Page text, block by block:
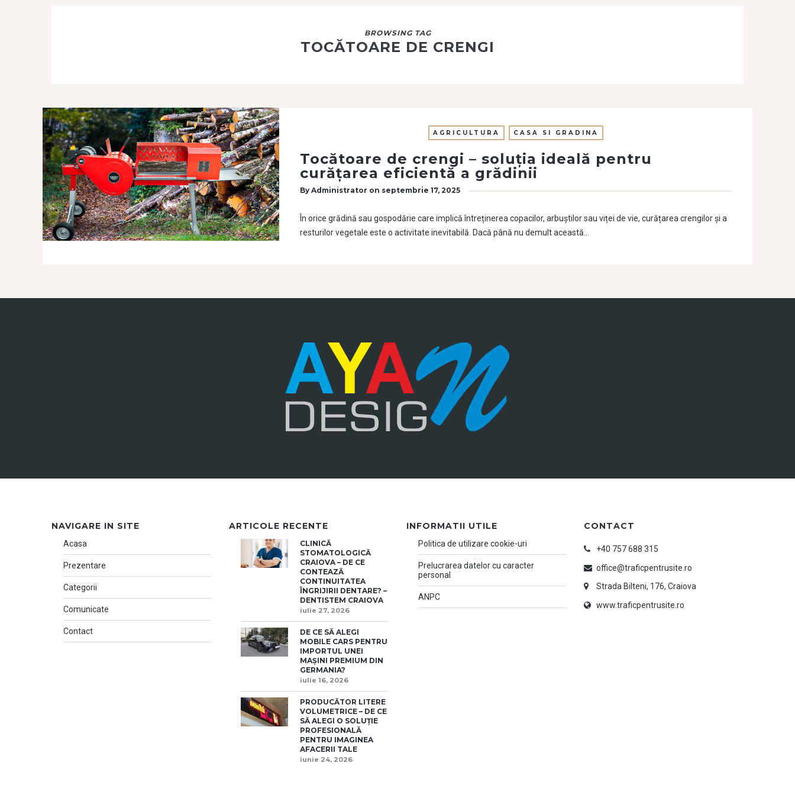
BROWSING TAG
TOCĂTOARE DE CRENGI
AGRICULTURA CASA SI GRADINA
Tocătoare de crengi – soluția ideală pentru
curățarea eficientă a grădinii
By Administrator on septembrie 17, 2025
În orice grădină sau gospodărie care implică întreținerea copacilor, arbuștilor sau viței de vie, curățarea crengilor și a
resturilor vegetale este o activitate inevitabilă. Dacă până nu demult această…
NAVIGARE IN SITE
Acasa
Prezentare
Categorii
Comunicate
Contact
ARTICOLE RECENTE
CLINICĂ
STOMATOLOGICĂ
CRAIOVA – DE CE
CONTEAZĂ
CONTINUITATEA
ÎNGRIJIRII DENTARE? –
DENTISTEM CRAIOVA
iulie 27, 2026
DE CE SĂ ALEGI
MOBILE CARS PENTRU
IMPORTUL UNEI
MAȘINI PREMIUM DIN
GERMANIA?
iulie 16, 2026
PRODUCĂTOR LITERE
VOLUMETRICE – DE CE
SĂ ALEGI O SOLUȚIE
PROFESIONALĂ
PENTRU IMAGINEA
AFACERII TALE
iunie 24, 2026
INFORMATII UTILE
Politica de utilizare cookie-uri
Prelucrarea datelor cu caracter
personal
ANPC
CONTACT
+40 757 688 315
office@traficpentrusite.ro
Strada Bilteni, 176, Craiova
www.traficpentrusite.ro